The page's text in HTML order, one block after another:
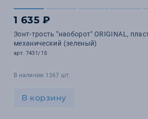
1 635 ₽
Зонт-трость "наоборот" ORIGINAL,
механический (зеленый)
арт. 7431/15
В наличии 1367 шт.
В корзину